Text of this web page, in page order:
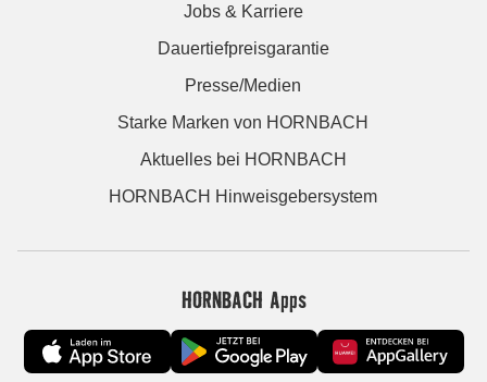
Jobs & Karriere
Dauertiefpreisgarantie
Presse/Medien
Starke Marken von HORNBACH
Aktuelles bei HORNBACH
HORNBACH Hinweisgebersystem
HORNBACH Apps